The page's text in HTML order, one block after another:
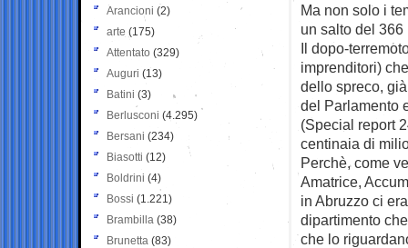
Ma non solo i
un salto del
Il dopo-
imprenditori)
dello spreco,
del Parlamento
(Special report
centinaia di
Perchè, come
Amatrice,
in Abruzzo ci
dipartimento
che lo
Arancioni (2)
arte (175)
Attentato (329)
Auguri (13)
Batini (3)
Berlusconi (4.295)
Bersani (234)
Biasotti (12)
Boldrini (4)
Bossi (1.221)
Brambilla (38)
Brunetta (83)